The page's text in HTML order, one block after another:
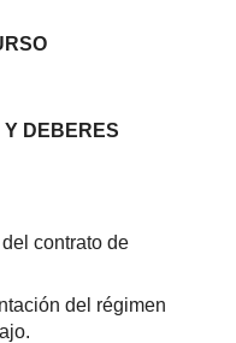
Y DEBERES
contrato de
del régimen